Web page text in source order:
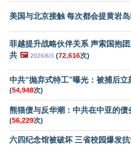
美国与北京接触 每次都会提黄岩
菲越提升战略伙伴关系 声索国抱
共 🖼️ 2026/6/3 (72,616次)
中共“抛弃式特工”曝光：被捕后立
(54,948次)
熊猫债与反华潮：中共在中亚的债
(56,229次)
六四纪念馆被破坏 三省校园爆发抗